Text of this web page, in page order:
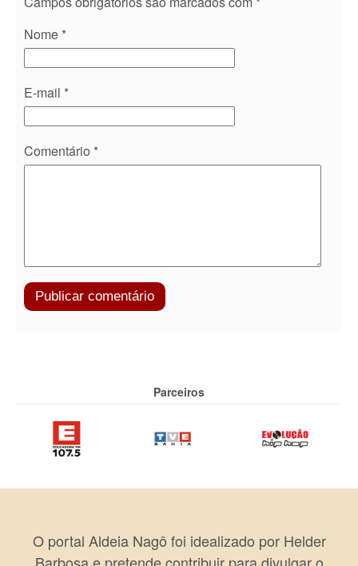
Nome *
E-mail *
Comentário *
Parceiros
O portal Aldeia Nagô foi idealizado por Helder